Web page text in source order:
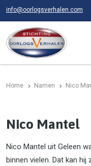
info@oorlogsverhalen.com
Home Namen Nico
Nico Mantel
Nico Mantel uit Geleen
binnen vielen. Dat kan